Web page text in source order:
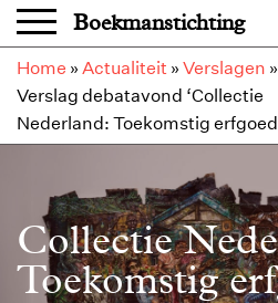
Overslaan en naar de inhoud
Boekmanstichting
Home » Actualiteit » Verslagen »
Verslag debatavond ‘Collectie
Nederland: Toekomstig
Collectie
Toekomstig